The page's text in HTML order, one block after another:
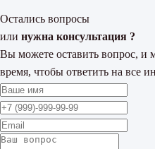
Остались вопросы
или нужна консультация ?
Вы можете оставить вопрос,
время, чтобы ответить на все